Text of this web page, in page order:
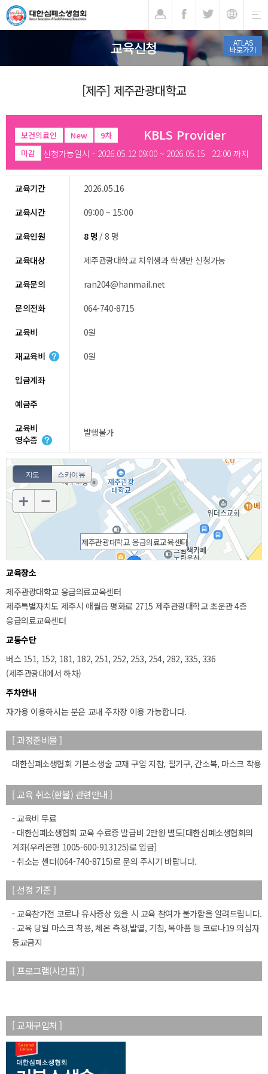
ATLAS
바로가기
교육신청
[제주] 제주관광대학교
보건의료인 New 9차 KBLS Provider
마감 신청가능일시 - 2026.05.12 09:00 ~ 2026.05.15 22:00 까지
교육기간
2026.05.16
교육시간
09:00 ~ 15:00
교육인원
8 명 / 8 명
교육대상
제주관광대학교 치위생과 학생만 신청가능
교육문의
ran204@hanmail.net
문의전화
064-740-8715
교육비
0원
재교육비
0원
입금계좌
예금주
교육비
영수증
발행불가
지도 스카이뷰
제주관광대학교 응급의료교육센터
교육장소
제주관광대학교 응급의료교육센터
제주특별자치도 제주시 애월읍 평화로 2715 제주관광대학교 초운관 4층
응급의료교육센터
교통수단
버스 151, 152, 181, 182, 251, 252, 253, 254, 282, 335, 336
(제주관광대에서 하차)
주차안내
자가용 이용하시는 분은 교내 주차장 이용 가능합니다.
[ 과정준비물 ]
대한심폐소생협회 기본소생술 교재 구입 지참, 필기구, 간소복, 마스크 착용
[ 교육 취소(환불) 관련안내 ]
- 교육비 무료
- 대한심폐소생협회 교육 수료증 발급비 2만원 별도[대한심폐소생협회의
계좌(우리은행 1005-600-913125)로 입금]
- 취소는 센터(064-740-8715)로 문의 주시기 바랍니다.
[ 선정 기준 ]
- 교육참가전 코로나 유사증상 있을 시 교육 참여가 불가함을 알려드립니다.
- 교육 당일 마스크 착용, 체온 측정,발열, 기침, 목아픔 등 코로나19 의심자
등교금지
[ 프로그램(시간표) ]
[ 교재구입처 ]